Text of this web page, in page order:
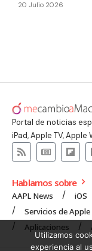
20 Julio 2026
Portal de noticias
iPad, Apple TV,
Hablamos sobre
AAPL News iOS
Servicios de Apple
Aplicaciones
Utilizamos
experiencia al